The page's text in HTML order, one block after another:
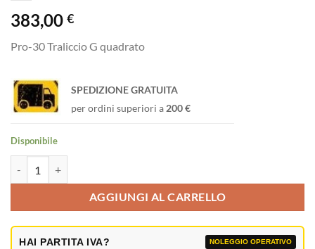
383,00 €
Pro-30 Traliccio G quadrato
SPEDIZIONE GRATUITA
per ordini superiori a 200 €
Disponibile
AGGIUNGI AL CARRELLO
HAI PARTITA IVA? NOLEGGIO OPERATIVO